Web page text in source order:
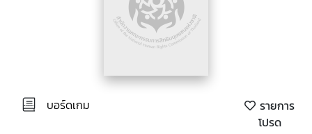
บอร์ดเกม
รายการ
โปรด